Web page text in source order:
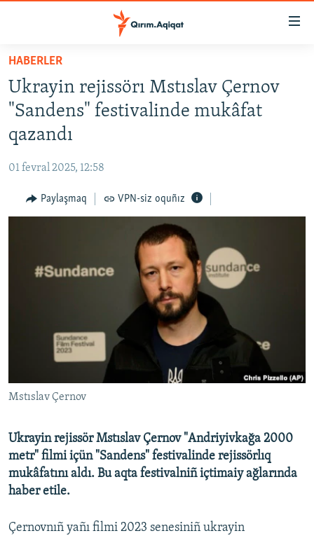
Esas
qaytmaq
Baş
navigatsiyağa
qaytmaq
Qıdıruvğa
HABERLER
SİYASET
İQTİSADİYAT
MEDENİYET
İNSAN AQLARI
BLOGLAR
Русский
Українською
QOŞULIÑIZ!
RFE/RS bütün saytları
HABERLER
Ukrayin rejissörı Mstıslav Çernov
"Sandens" festivalinde mukâfat
qazandı
01 fevral 2025, 12:58
Paylaşmaq VPN-siz oquñız
Mstıslav Çernov
Ukrayin rejissör Mstıslav Çernov "Andriyivkağa 2000
metr" filmi içün "Sandens" festivalinde rejissörlıq
mukâfatını aldı. Bu aqta festivalniñ içtimaiy ağlarında
haber etile.
Çernovnıñ yañı filmi 2023 senesiniñ ukrayin